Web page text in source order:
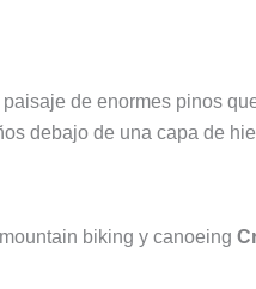
de enormes pinos
debajo de una capa de
biking y canoeing